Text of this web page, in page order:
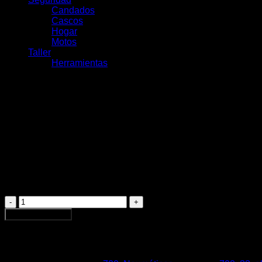
Candados
Cascos
Hogar
Motos
Taller
Herramientas
Maxxis
All
Terrane